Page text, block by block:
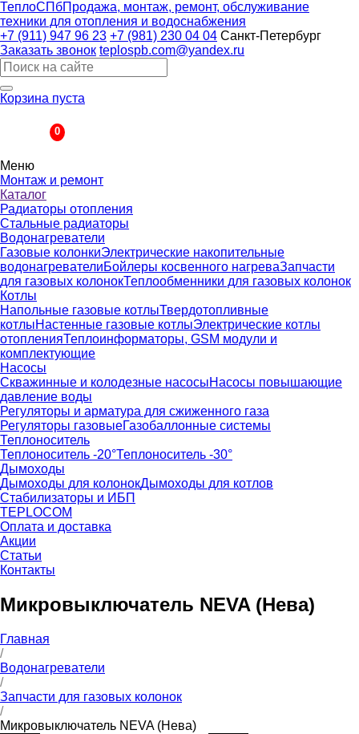
ТеплоСПбПродажа, монтаж, ремонт, обслуживание
техники для отопления и водоснабжения
+7 (911) 947 96 23 +7 (981) 230 04 04 Санкт-Петербург
Заказать звонок teplospb.com@yandex.ru
Корзина пуста
0
Меню
Монтаж и ремонт
Каталог
Радиаторы отопления
Стальные радиаторы
Водонагреватели
Газовые колонкиЭлектрические накопительные
водонагревателиБойлеры косвенного нагреваЗапчасти
для газовых колонокТеплообменники для газовых колонок
Котлы
Напольные газовые котлыТвердотопливные
котлыНастенные газовые котлыЭлектрические котлы
отопленияТеплоинформаторы, GSM модули и
комплектующие
Насосы
Скважинные и колодезные насосыНасосы повышающие
давление воды
Регуляторы и арматура для сжиженного газа
Регуляторы газовыеГазобаллонные системы
Теплоноситель
Теплоноситель -20°Теплоноситель -30°
Дымоходы
Дымоходы для колонокДымоходы для котлов
Стабилизаторы и ИБП
TEPLOCOM
Оплата и доставка
Акции
Статьи
Контакты
Микровыключатель NEVA (Нева)
Главная
/
Водонагреватели
/
Запчасти для газовых колонок
/
Микровыключатель NEVA (Нева)